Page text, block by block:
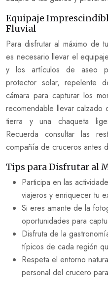
Equipaje
Fluvial
Para disfrutar al máximo de
es necesario llevar el
y los artículos de aseo
protector solar, repelente
cámara para capturar los
recomendable llevar calzado
tierra y una chaqueta
Recuerda consultar las
compañía de cruceros antes
Tips para Disfrutar al
Participa en las
viajeros y enriquecer tu
Si eres amante de la
oportunidades para
Disfruta de la
típicos de cada región
Respeta el entorno
personal del crucero